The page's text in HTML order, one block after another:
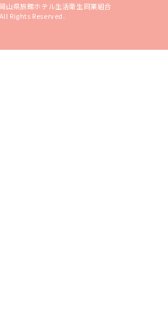
山県旅館ホテル生活衛生同業組合
All Rights Reserved.